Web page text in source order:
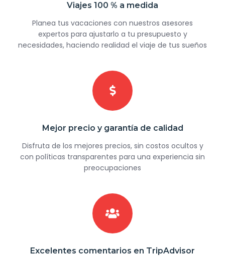
Viajes 100 % a medida
Planea tus vacaciones con nuestros asesores
expertos para ajustarlo a tu presupuesto y
necesidades, haciendo realidad el viaje de tus sueños
Mejor precio y garantía de calidad
Disfruta de los mejores precios, sin costos ocultos y
con políticas transparentes para una experiencia sin
preocupaciones
Excelentes comentarios en TripAdvisor